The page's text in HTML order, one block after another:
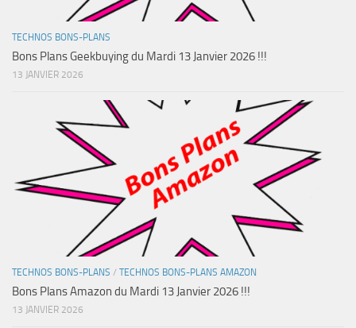
TECHNOS BONS-PLANS
Bons Plans Geekbuying du Mardi 13 Janvier 2026 !!!
13 JANVIER 2026
TECHNOS BONS-PLANS / TECHNOS BONS-PLANS AMAZON
Bons Plans Amazon du Mardi 13 Janvier 2026 !!!
13 JANVIER 2026